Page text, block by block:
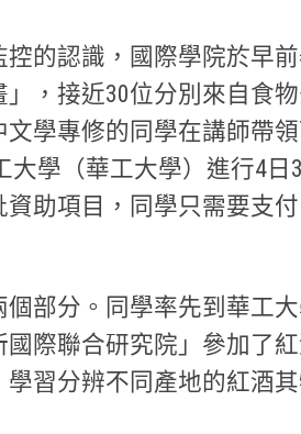
的認識，國際學院於早
，接近30位分別來自食
學專修的同學在講師帶
大學（華工大學）進行4日
助項目，同學只需要支
部分。同學率先到華工
際聯合研究院」參加了
習分辨不同產地的紅酒